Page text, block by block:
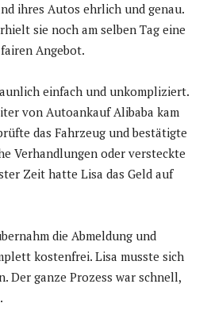
ihres Autos ehrlich und genau.
sie noch am selben Tag eine
Angebot.
einfach und unkompliziert.
von Autoankauf Alibaba kam
das Fahrzeug und bestätigte
Verhandlungen oder versteckte
Zeit hatte Lisa das Geld auf
die Abmeldung und
kostenfrei. Lisa musste sich
Der ganze Prozess war schnell,